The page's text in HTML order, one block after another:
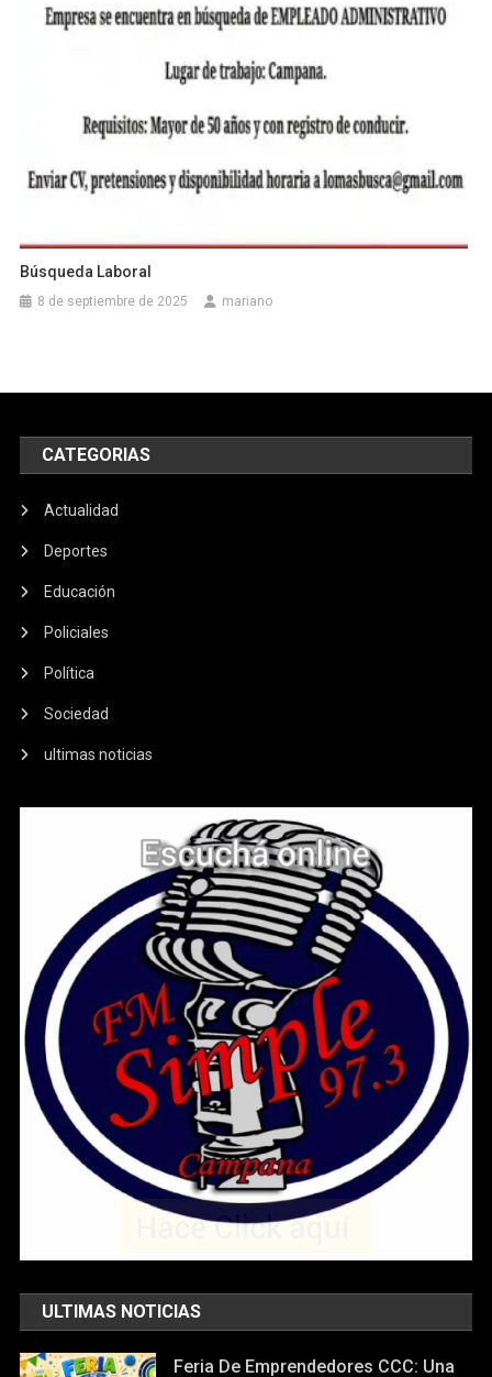
Búsqueda Laboral
8 de septiembre de 2025 mariano
CATEGORIAS
Actualidad
Deportes
Educación
Policiales
Política
Sociedad
ultimas noticias
ULTIMAS NOTICIAS
Feria De Emprendedores CCC: Una